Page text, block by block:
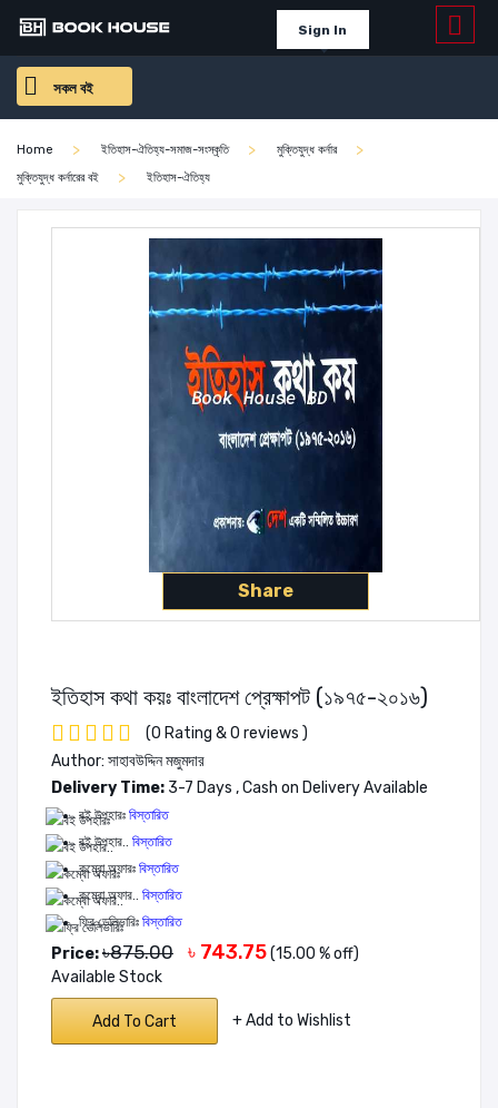
Sign In
সকল বই
Home ইতিহাস-ঐতিহ্য-সমাজ-সংস্কৃতি
মুক্তিযুদ্ধ কর্নার
মুক্তিযুদ্ধ কর্নারের বই
ইতিহাস-ঐতিহ্য
Share
ইতিহাস কথা কয়ঃ বাংলাদেশ প্রেক্ষাপট (১৯৭৫-২০১৬)
(0 Rating & 0 reviews )
Author: সাহাবউদ্দিন মজুমদার
Delivery Time: 3-7 Days , Cash on Delivery Available
বই উপহারঃ বিস্তারিত
বই উপহার.. বিস্তারিত
কম্বো অফারঃ বিস্তারিত
কম্বো অফার.. বিস্তারিত
ফ্রি ডেলিভারিঃ বিস্তারিত
Price:৳875.00 ৳ 743.75(15.00 % off)
Available Stock
Add To Cart + Add to Wishlist